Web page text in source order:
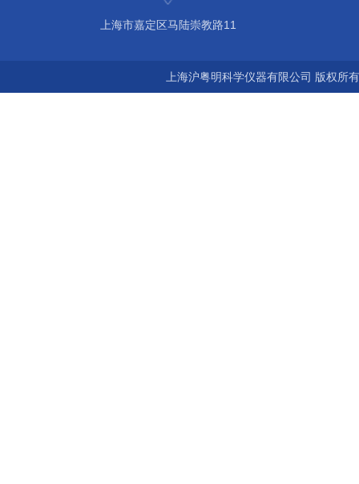
上海市嘉定区马陆崇教路11
上海沪粤明科学仪器有限公司 版权所